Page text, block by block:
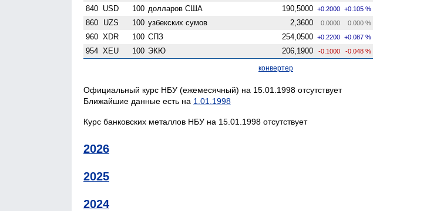
840 USD 100 долларов США 190,5000 +0.2000 +0.105 %
860 UZS 100 узбекских сумов 2,3600 0.0000 0.000 %
960 XDR 100 СПЗ 254,0500 +0.2200 +0.087 %
954 XEU 100 ЭКЮ 206,1900 -0.1000 -0.048 %
конвертер
Официальный курс НБУ (ежемесячный) на 15.01.1998 отсутствует
Ближайшие данные есть на 1.01.1998
Курс банковских металлов НБУ на 15.01.1998 отсутствует
2026
2025
2024